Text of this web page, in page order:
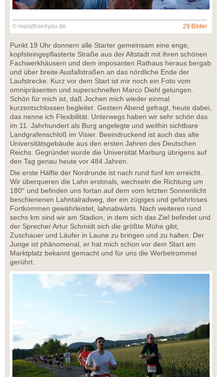
© marathon4you.de 29 Bilder
Punkt 19 Uhr donnern alle Starter gemeinsam eine enge,
kopfsteingepflasterte Straße aus der Altstadt mit ihren schönen
Fachwerkhäusern und dem imposanten Rathaus heraus bergab
und über breite Ausfallstraßen an das nördliche Ende der
Laufstrecke. Kurz vor dem Start ist mir noch ein Foto vom
omnipräsenten und superschnellen Marco Diehl gelungen.
Schön für mich ist, daß Jochen mich wieder einmal
kurzentschlossen begleitet. Gestern Abend gefragt, heute dabei,
das nenne ich Flexibilität. Unterwegs haben wir sehr schön das
im 11. Jahrhundert als Burg angelegte und weithin sichtbare
Landgrafenschloß im Visier. Beeindruckend ist auch das alte
Universitätsgebäude aus den ersten Jahren des Deutschen
Reichs. Gegründet wurde die Universität Marburg übrigens auf
den Tag genau heute vor 484 Jahren.
Die erste Hälfte der Nordrunde ist nach rund fünf km erreicht.
Wir überqueren die Lahn erstmals, wechseln die Richtung um
180° und befinden uns fortan auf dem vom letzten Sonnenlicht
beschienenen Lahntalradweg, der ein zügiges und gefahrloses
Fortkommen gewährleistet, lahnabwärts. Nach weiteren rund
sechs km sind wir am Stadion, in dem sich das Ziel befindet und
der Sprecher Artur Schmidt sich die größte Mühe gibt,
Zuschauer und Läufer in Laune zu bringen und zu halten. Der
Junge ist phänomenal, er hat mich schon vor dem Start am
Marktplatz bekannt gemacht und für uns die Werbetrommel
gerührt.